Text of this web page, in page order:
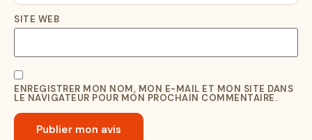
SITE WEB
ENREGISTRER MON NOM, MON E-MAIL ET MON SITE DANS
LE NAVIGATEUR POUR MON PROCHAIN COMMENTAIRE.